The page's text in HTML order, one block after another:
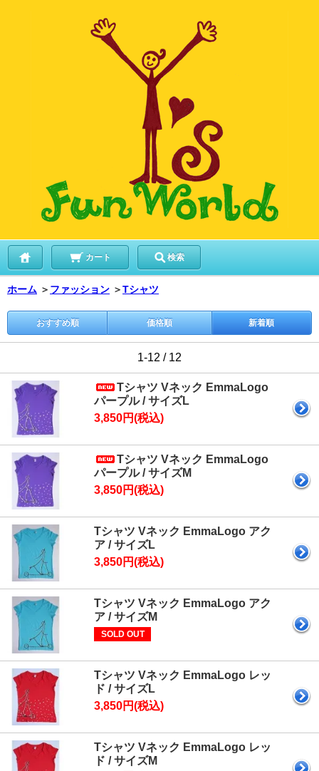
カート 検索
ホーム ＞ ファッション ＞Tシャツ
おすすめ順 価格順 新着順
1-12 / 12
Tシャツ Vネック EmmaLogo
パープル / サイズL
3,850円(税込)
Tシャツ Vネック EmmaLogo
パープル / サイズM
3,850円(税込)
Tシャツ Vネック EmmaLogo アク
ア / サイズL
3,850円(税込)
Tシャツ Vネック EmmaLogo アク
ア / サイズM
SOLD OUT
Tシャツ Vネック EmmaLogo レッ
ド / サイズL
3,850円(税込)
Tシャツ Vネック EmmaLogo レッ
ド / サイズM